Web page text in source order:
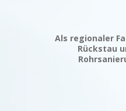
Als regionaler
Rückstau